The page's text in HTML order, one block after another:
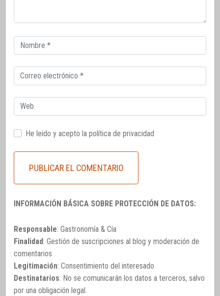
Correo
electrónico
Correo
electrónico
Web
He leido y acepto la política de privacidad
INFORMACIÓN BÁSICA SOBRE PROTECCIÓN DE DATOS:
Responsable: Gastronomía & Cía
Finalidad: Gestión de suscripciones al blog y moderación de
comentarios
Legitimación: Consentimiento del interesado
Destinatarios: No se comunicarán los datos a terceros, salvo
por una obligación legal.